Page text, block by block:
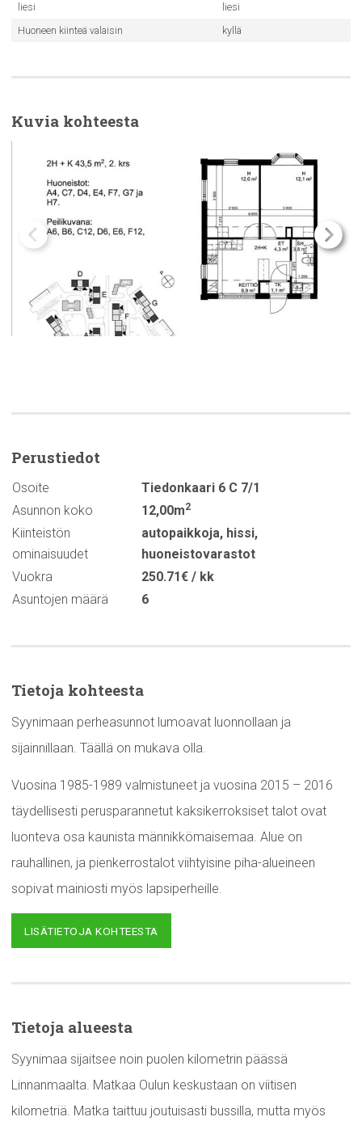
liesi
liesi
Huoneen kiinteä valaisin
kyllä
Kuvia kohteesta
Perustiedot
Osoite
Tiedonkaari 6 C 7/1
Asunnon koko
12,00m2
Kiinteistön
ominaisuudet
autopaikkoja, hissi,
huoneistovarastot
Vuokra
250.71€ / kk
Asuntojen määrä
6
Tietoja kohteesta
Syynimaan perheasunnot lumoavat luonnollaan ja
sijainnillaan. Täällä on mukava olla.
Vuosina 1985-1989 valmistuneet ja vuosina 2015 – 2016
täydellisesti perusparannetut kaksikerroksiset talot ovat
luonteva osa kaunista männikkömaisemaa. Alue on
rauhallinen, ja pienkerrostalot viihtyisine piha-alueineen
sopivat mainiosti myös lapsiperheille.
LISÄTIETOJA KOHTEESTA
Tietoja alueesta
Syynimaa sijaitsee noin puolen kilometrin päässä
Linnanmaalta. Matkaa Oulun keskustaan on viitisen
kilometriä. Matka taittuu joutuisasti bussilla, mutta myös